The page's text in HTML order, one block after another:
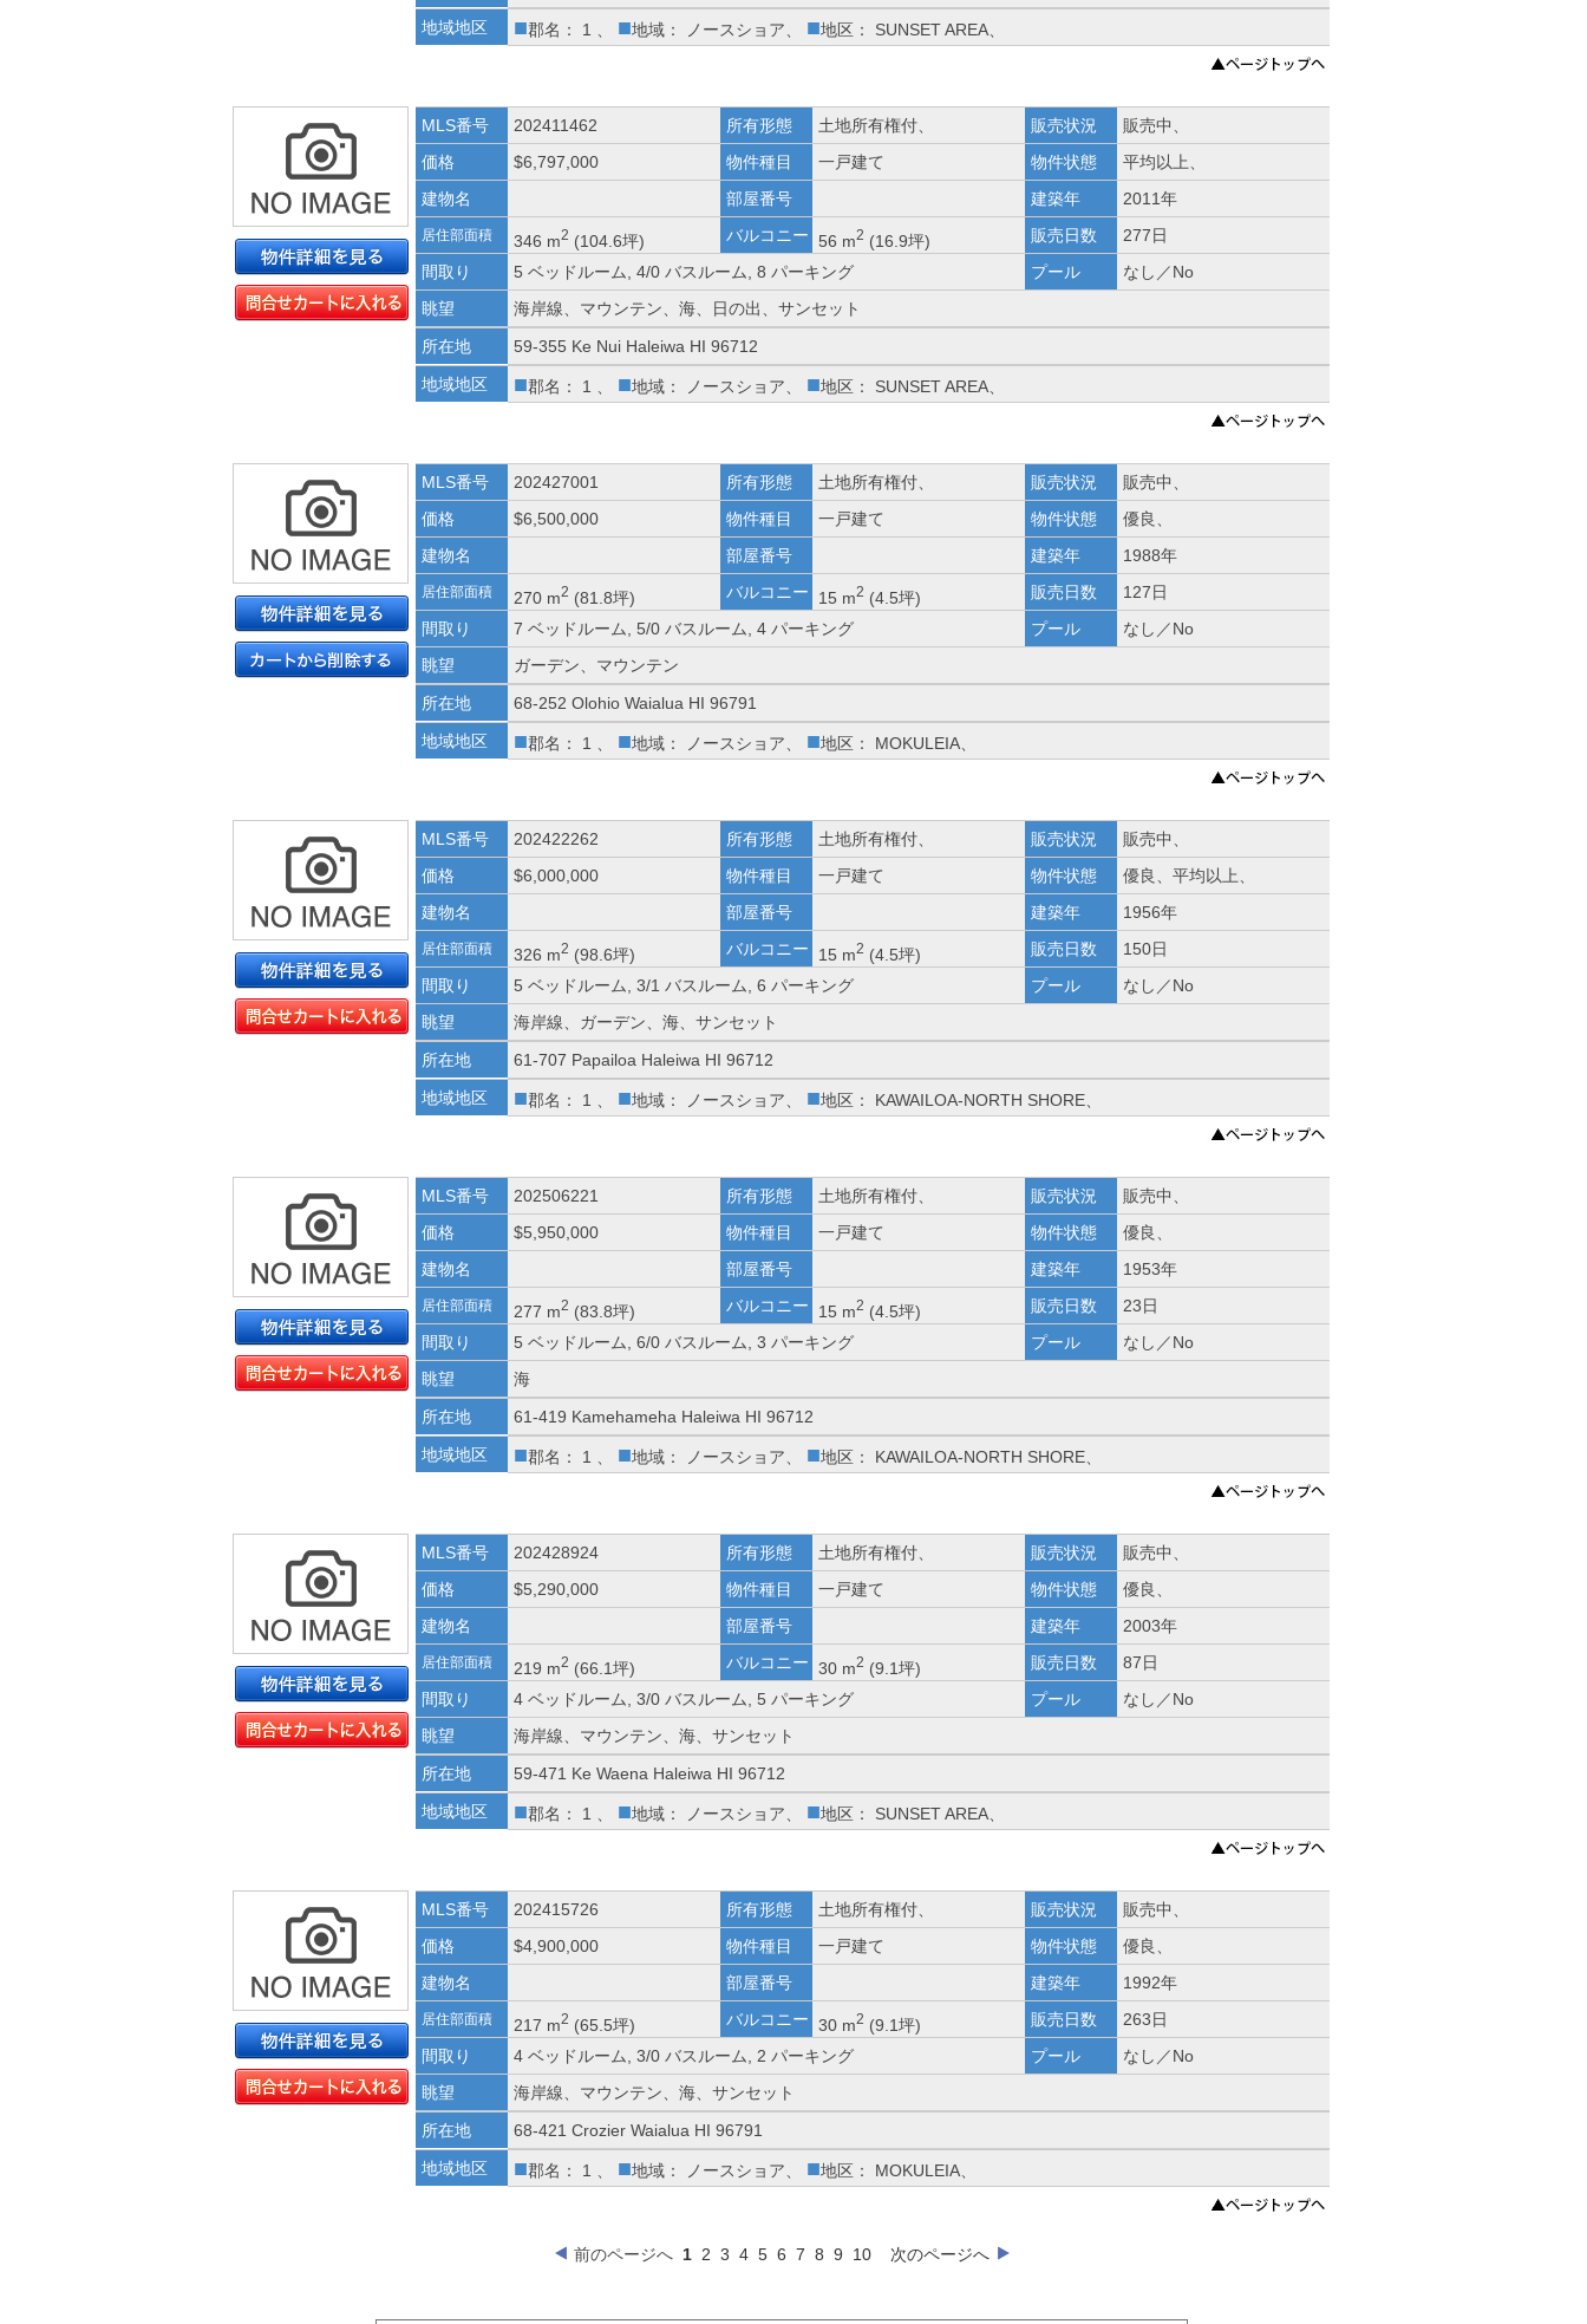
地域地区
■郡名： 1 、 ■地域： ノースショア、 ■地区： SUNSET AREA、
MLS番号 202411462 所有形態 土地所有権付、 販売状況
販売中、
価格
$6,797,000 物件種目 一戸建て 物件状態
平均以上、
建物名
部屋番号 建築年 2011年
居住部面積 346 m2 (104.6坪) バルコニー 56 m2 (16.9坪) 販売日数
277日
間取り
5 ベッドルーム, 4/0 バスルーム, 8 パーキング プール
なし／No
眺望
海岸線、マウンテン、海、日の出、サンセット
所在地
59-355 Ke Nui Haleiwa HI 96712
地域地区
■郡名： 1 、 ■地域： ノースショア、 ■地区： SUNSET AREA、
MLS番号 202427001 所有形態 土地所有権付、 販売状況
販売中、
価格
$6,500,000 物件種目 一戸建て 物件状態
優良、
建物名
部屋番号 建築年 1988年
居住部面積 270 m2 (81.8坪) バルコニー 15 m2 (4.5坪) 販売日数
127日
間取り
7 ベッドルーム, 5/0 バスルーム, 4 パーキング プール
なし／No
眺望
ガーデン、マウンテン
所在地
68-252 Olohio Waialua HI 96791
地域地区
■郡名： 1 、 ■地域： ノースショア、 ■地区： MOKULEIA、
MLS番号 202422262 所有形態 土地所有権付、 販売状況
販売中、
価格
$6,000,000 物件種目 一戸建て 物件状態
優良、平均以上、
建物名
部屋番号 建築年 1956年
居住部面積 326 m2 (98.6坪) バルコニー 15 m2 (4.5坪) 販売日数
150日
間取り
5 ベッドルーム, 3/1 バスルーム, 6 パーキング プール
なし／No
眺望
海岸線、ガーデン、海、サンセット
所在地
61-707 Papailoa Haleiwa HI 96712
地域地区
■郡名： 1 、 ■地域： ノースショア、 ■地区： KAWAILOA-NORTH SHORE、
MLS番号 202506221 所有形態 土地所有権付、 販売状況
販売中、
価格
$5,950,000 物件種目 一戸建て 物件状態
優良、
建物名
部屋番号 建築年 1953年
居住部面積 277 m2 (83.8坪) バルコニー 15 m2 (4.5坪) 販売日数
23日
間取り
5 ベッドルーム, 6/0 バスルーム, 3 パーキング プール
なし／No
眺望
海
所在地
61-419 Kamehameha Haleiwa HI 96712
地域地区
■郡名： 1 、 ■地域： ノースショア、 ■地区： KAWAILOA-NORTH SHORE、
MLS番号 202428924 所有形態 土地所有権付、 販売状況
販売中、
価格
$5,290,000 物件種目 一戸建て 物件状態
優良、
建物名
部屋番号 建築年 2003年
居住部面積 219 m2 (66.1坪) バルコニー 30 m2 (9.1坪) 販売日数
87日
間取り
4 ベッドルーム, 3/0 バスルーム, 5 パーキング プール
なし／No
眺望
海岸線、マウンテン、海、サンセット
所在地
59-471 Ke Waena Haleiwa HI 96712
地域地区
■郡名： 1 、 ■地域： ノースショア、 ■地区： SUNSET AREA、
MLS番号 202415726 所有形態 土地所有権付、 販売状況
販売中、
価格
$4,900,000 物件種目 一戸建て 物件状態
優良、
建物名
部屋番号 建築年 1992年
居住部面積 217 m2 (65.5坪) バルコニー 30 m2 (9.1坪) 販売日数
263日
間取り
4 ベッドルーム, 3/0 バスルーム, 2 パーキング プール
なし／No
眺望
海岸線、マウンテン、海、サンセット
所在地
68-421 Crozier Waialua HI 96791
地域地区
■郡名： 1 、 ■地域： ノースショア、 ■地区： MOKULEIA、
前のページへ 1 2 3 4 5 6 7 8 9 10 次のページへ